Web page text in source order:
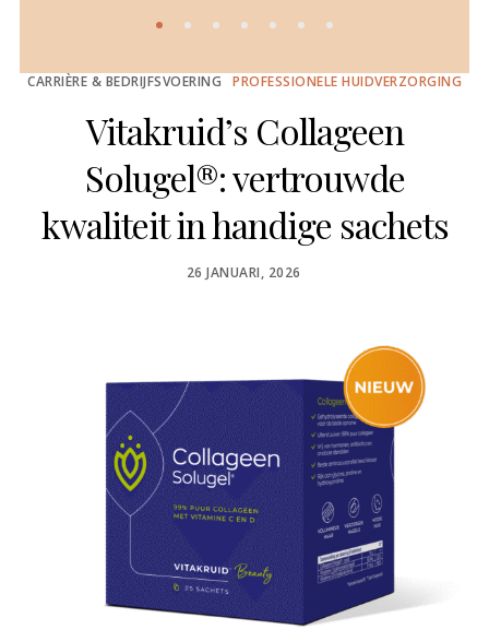
CARRIÈRE & BEDRIJFSVOERING PROFESSIONELE HUIDVERZORGING
Vitakruid’s Collageen
Solugel®: vertrouwde
kwaliteit in handige sachets
POSTED
26 JANUARI, 2026